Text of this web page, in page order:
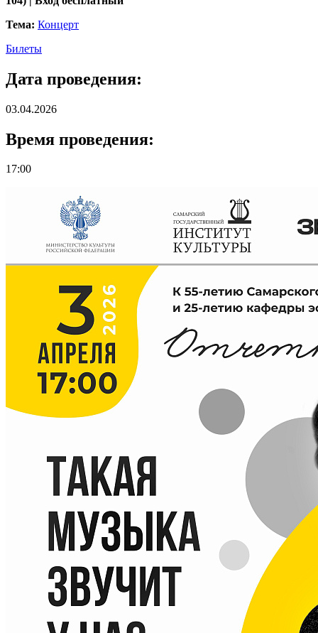
Тема: Концерт
Билеты
Дата проведения:
03.04.2026
Время проведения:
17:00